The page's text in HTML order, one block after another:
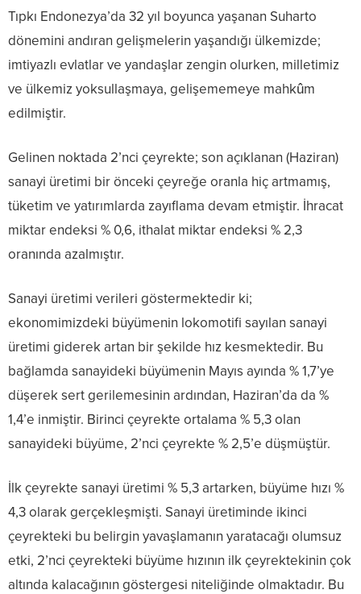
Tıpkı Endonezya’da 32 yıl boyunca yaşanan Suharto
dönemini andıran gelişmelerin yaşandığı ülkemizde;
imtiyazlı evlatlar ve yandaşlar zengin olurken, milletimiz
ve ülkemiz yoksullaşmaya, gelişememeye mahkûm
edilmiştir.
Gelinen noktada 2’nci çeyrekte; son açıklanan (Haziran)
sanayi üretimi bir önceki çeyreğe oranla hiç artmamış,
tüketim ve yatırımlarda zayıflama devam etmiştir. İhracat
miktar endeksi % 0,6, ithalat miktar endeksi % 2,3
oranında azalmıştır.
Sanayi üretimi verileri göstermektedir ki;
ekonomimizdeki büyümenin lokomotifi sayılan sanayi
üretimi giderek artan bir şekilde hız kesmektedir. Bu
bağlamda sanayideki büyümenin Mayıs ayında % 1,7’ye
düşerek sert gerilemesinin ardından, Haziran’da da %
1,4’e inmiştir. Birinci çeyrekte ortalama % 5,3 olan
sanayideki büyüme, 2’nci çeyrekte % 2,5’e düşmüştür.
İlk çeyrekte sanayi üretimi % 5,3 artarken, büyüme hızı %
4,3 olarak gerçekleşmişti. Sanayi üretiminde ikinci
çeyrekteki bu belirgin yavaşlamanın yaratacağı olumsuz
etki, 2’nci çeyrekteki büyüme hızının ilk çeyrektekinin çok
altında kalacağının göstergesi niteliğinde olmaktadır. Bu